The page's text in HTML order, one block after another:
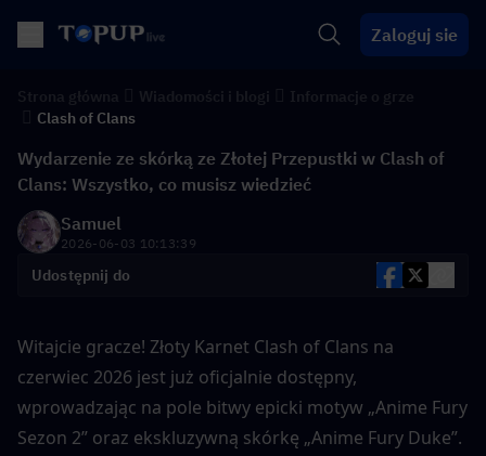
Zaloguj sie
Clash of Clans
Wydarzenie ze skórką ze Złotej Przepustki w Clash of
Clans: Wszystko, co musisz wiedzieć
Samuel
2026-06-03 10:13:39
Udostępnij do
Witajcie gracze! Złoty Karnet Clash of Clans na
czerwiec 2026 jest już oficjalnie dostępny,
wprowadzając na pole bitwy epicki motyw „Anime Fury
Sezon 2” oraz ekskluzywną skórkę „Anime Fury Duke”.